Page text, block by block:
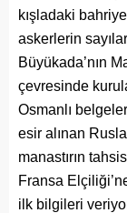
kışladaki
askerlerin
Büyükada’nın
çevresinde
Osmanlı
esir alınan
manastırın
Fransa
ilk bilgileri